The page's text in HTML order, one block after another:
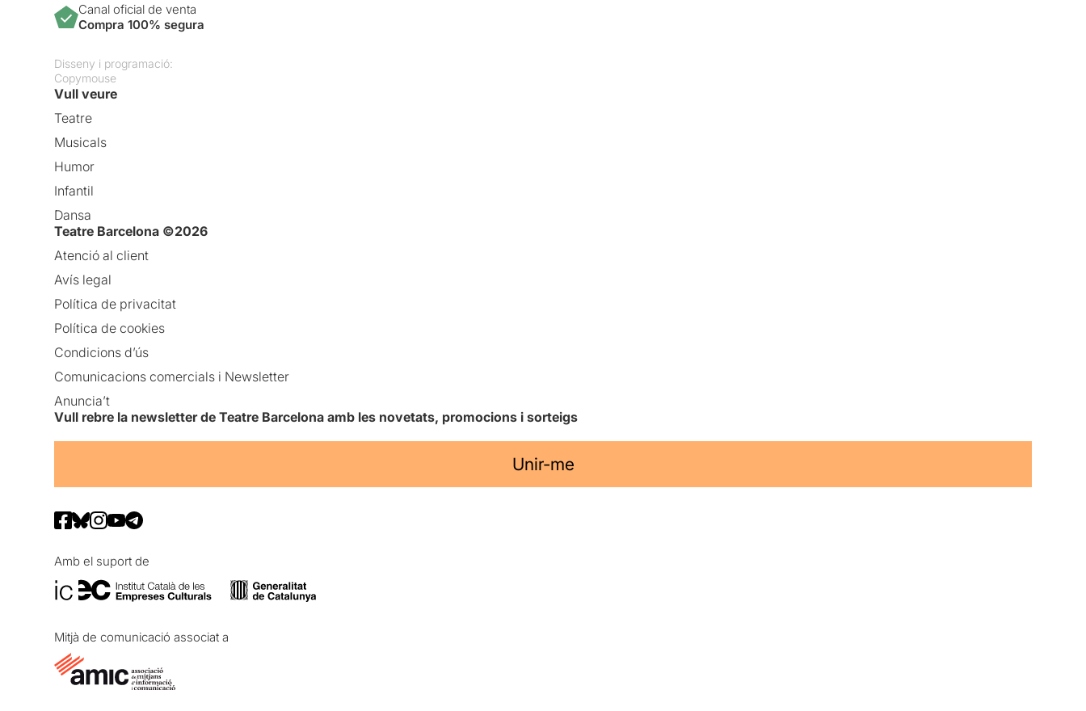
Canal oficial de venta
Compra 100% segura
Disseny i programació:
Copymouse
Vull veure
Teatre
Musicals
Humor
Infantil
Dansa
Teatre Barcelona ©2026
Atenció al client
Avís legal
Política de privacitat
Política de cookies
Condicions d’ús
Comunicacions comercials i Newsletter
Anuncia’t
Vull rebre la newsletter de Teatre Barcelona amb les novetats, promocions i sorteigs
Unir-me
Amb el suport de
Mitjà de comunicació associat a